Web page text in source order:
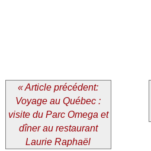
« Article précédent:
Voyage au Québec :
visite du Parc Omega et
dîner au restaurant
Laurie Raphaël